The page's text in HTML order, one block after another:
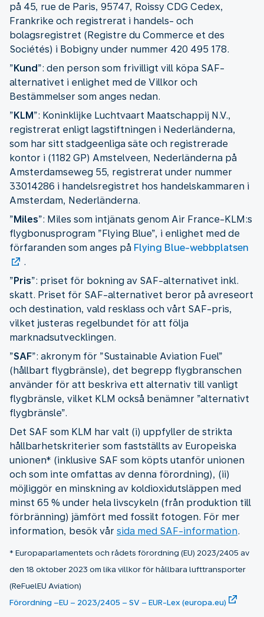
på 45, rue de Paris, 95747, Roissy CDG Cedex,
Frankrike och registrerat i handels- och
bolagsregistret (Registre du Commerce et des
Sociétés) i Bobigny under nummer 420 495 178.
”Kund”: den person som frivilligt vill köpa SAF-
alternativet i enlighet med de Villkor och
Bestämmelser som anges nedan.
”KLM”: Koninklijke Luchtvaart Maatschappij N.V.,
registrerat enligt lagstiftningen i Nederländerna,
som har sitt stadgeenliga säte och registrerade
kontor i (1182 GP) Amstelveen, Nederländerna på
Amsterdamseweg 55, registrerat under nummer
33014286 i handelsregistret hos handelskammaren i
Amsterdam, Nederländerna.
”Miles”: Miles som intjänats genom Air France-KLM:s
flygbonusprogram ”Flying Blue”, i enlighet med de
förfaranden som anges på Flying Blue-webbplatsen
.
”Pris”: priset för bokning av SAF-alternativet inkl.
skatt. Priset för SAF-alternativet beror på avreseort
och destination, vald resklass och vårt SAF-pris,
vilket justeras regelbundet för att följa
marknadsutvecklingen.
”SAF”: akronym för ”Sustainable Aviation Fuel”
(hållbart flygbränsle), det begrepp flygbranschen
använder för att beskriva ett alternativ till vanligt
flygbränsle, vilket KLM också benämner ”alternativt
flygbränsle”.
Det SAF som KLM har valt (i) uppfyller de strikta
hållbarhetskriterier som fastställts av Europeiska
unionen* (inklusive SAF som köpts utanför unionen
och som inte omfattas av denna förordning), (ii)
möjliggör en minskning av koldioxidutsläppen med
minst 65 % under hela livscykeln (från produktion till
förbränning) jämfört med fossilt fotogen. För mer
information, besök vår sida med SAF-information.
* Europaparlamentets och rådets förordning (EU) 2023/2405 av
den 18 oktober 2023 om lika villkor för hållbara lufttransporter
(ReFuelEU Aviation)
Förordning –EU – 2023/2405 – SV – EUR-Lex (europa.eu)